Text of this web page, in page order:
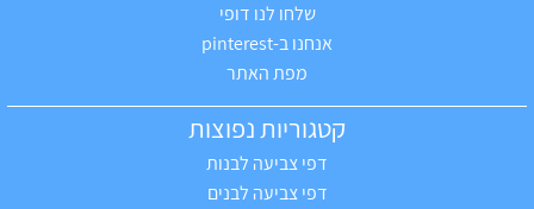
שלחו לנו דופי
אנחנו ב-pinterest
מפת האתר
קטגוריות נפוצות
דפי צביעה לבנות
דפי צביעה לבנים